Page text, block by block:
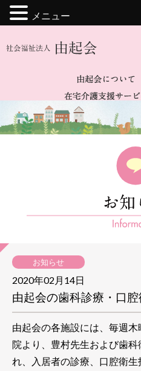
お知らせ
2020年02月14日
由起会の歯科診療・口
由起会の各施設には、毎週
院より、豊村先生および歯
れ、入居者の診療、口腔衛生
メニュー